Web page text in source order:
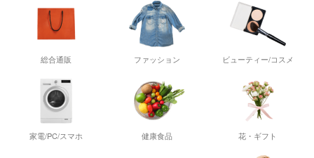
総合通販 ファッション ビューティー/コスメ
家電/PC/スマホ 健康食品 花・ギフト